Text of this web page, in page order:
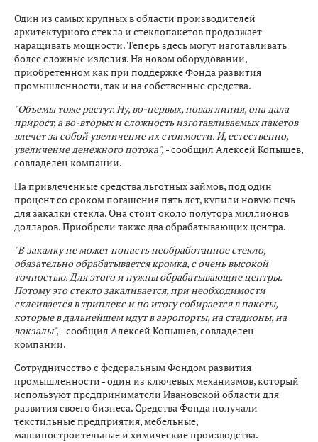
Один из самых крупных в области производителей
архитектурного стекла и стеклопакетов продолжает
наращивать мощности. Теперь здесь могут изготавливать
более сложные изделия. На новом оборудовании,
приобретенном как при поддержке Фонда развития
промышленности, так и на собственные средства.
"Объемы тоже растут. Ну, во-первых, новая линия, она дала
прирост, а во-вторых и сложность изготавливаемых пакетов
влечет за собой увеличение их стоимости. И, естественно,
увеличение денежного потока", - сообщил Алексей Копышев,
совладелец компании.
На привлеченные средства льготных займов, под один
процент со сроком погашения пять лет, купили новую печь
для закалки стекла. Она стоит около полутора миллионов
долларов. Приобрели также два обрабатывающих центра.
"В закалку не может попасть необработанное стекло,
обязательно обрабатывается кромка, с очень высокой
точностью. Для этого и нужны обрабатывающие центры.
Потому это стекло закаливается, при необходимости
склеивается в триплекс и по итогу собирается в пакеты,
которые в дальнейшем идут в аэропорты, на стадионы, на
вокзалы", - сообщил Алексей Копышев, совладелец
компании.
Сотрудничество с федеральным Фондом развития
промышленности - один из ключевых механизмов, который
используют предприниматели Ивановской области для
развития своего бизнеса. Средства Фонда получали
текстильные предприятия, мебельные,
машиностроительные и химические производства.